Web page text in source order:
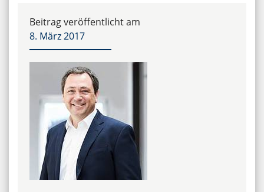
Beitrag veröffentlicht am
8. März 2017